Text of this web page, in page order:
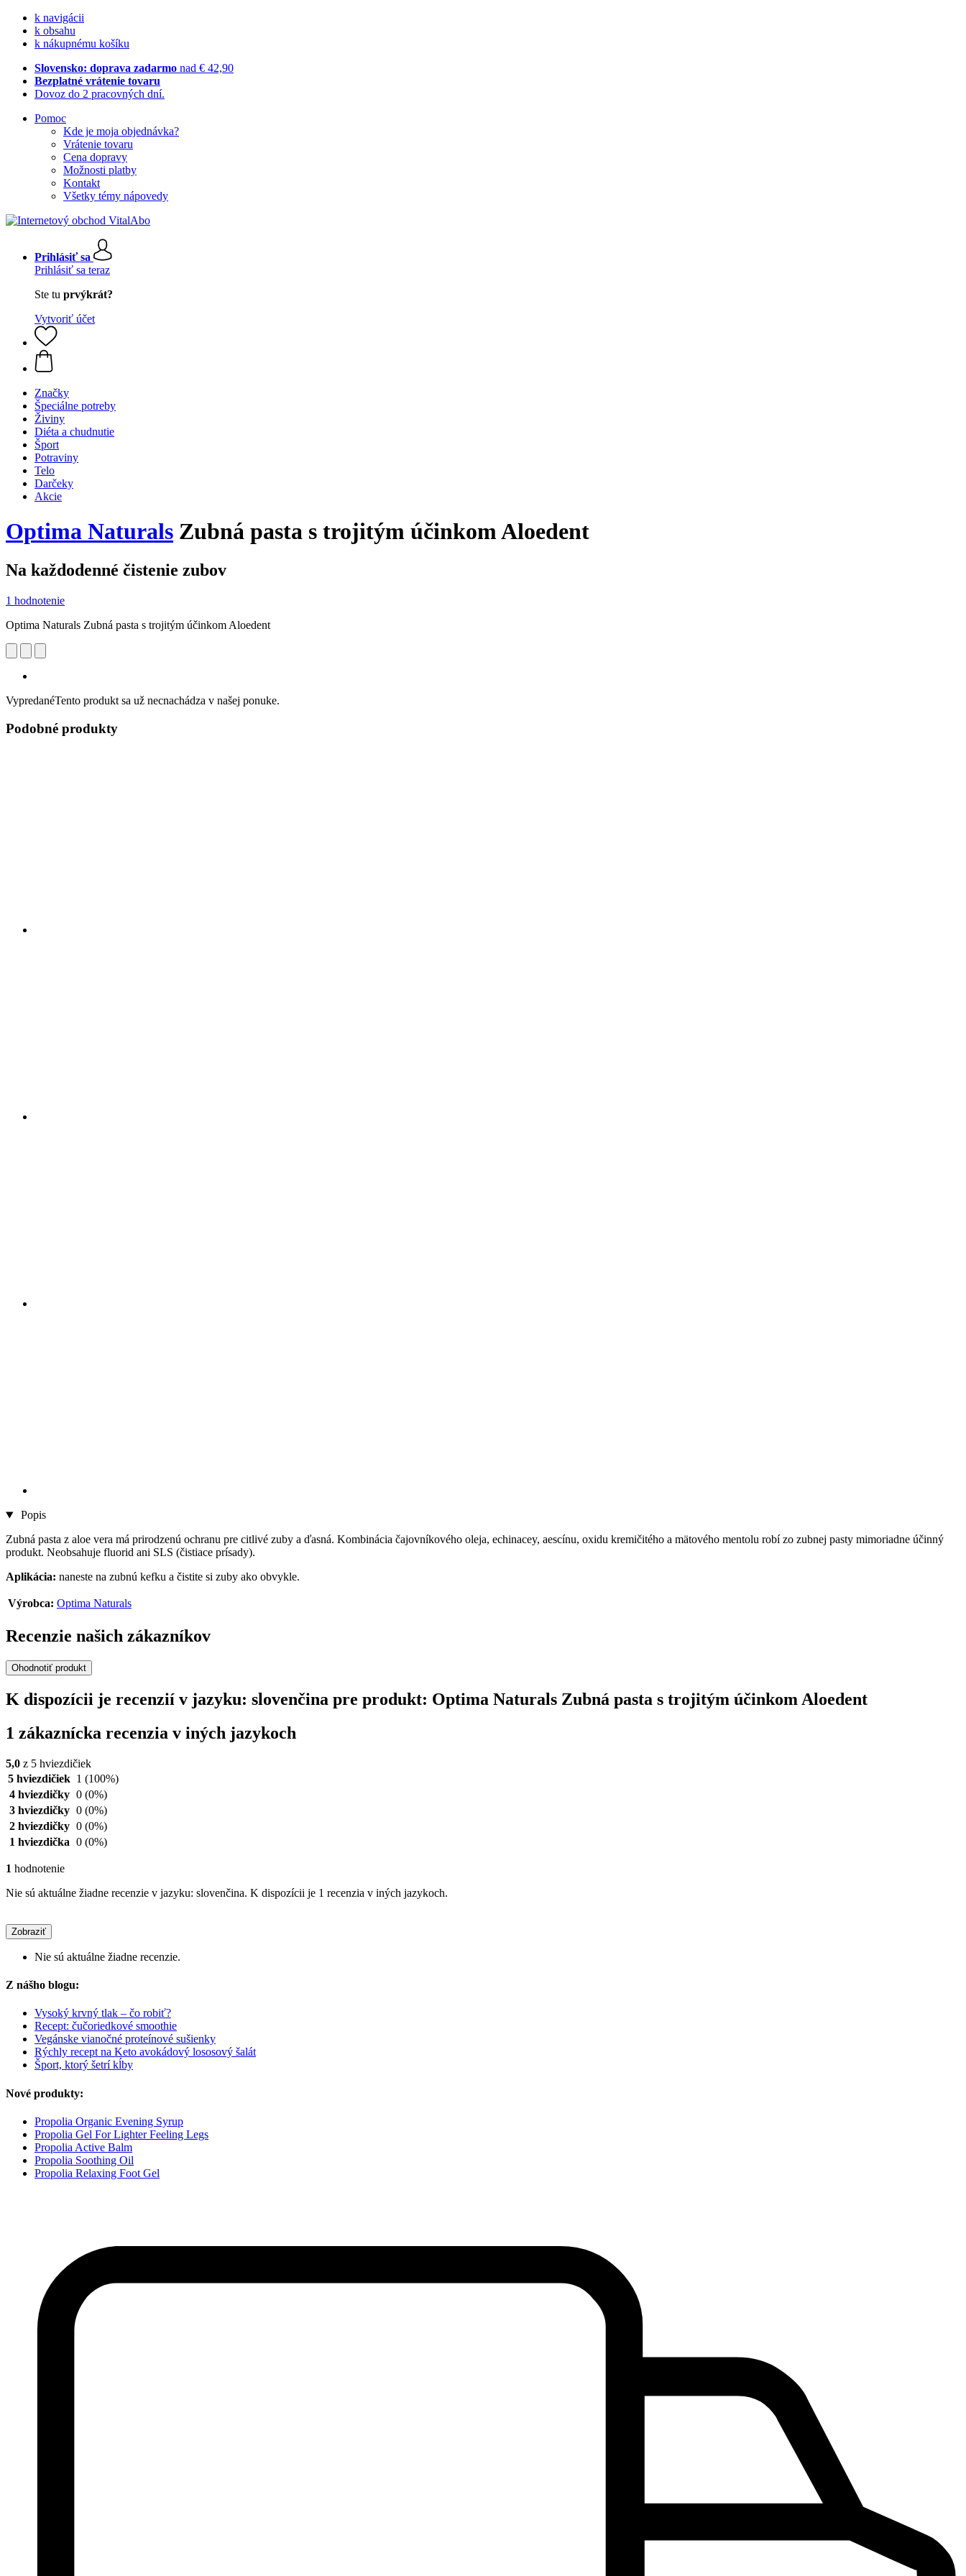
k navigácii
k obsahu
k nákupnému košíku
Slovensko: doprava zadarmo nad € 42,90
Bezplatné vrátenie tovaru
Dovoz do 2 pracovných dní.
Pomoc
Kde je moja objednávka?
Vrátenie tovaru
Cena dopravy
Možnosti platby
Kontakt
Všetky témy nápovedy
Prihlásiť sa
Prihlásiť sa teraz
Ste tu prvýkrát?
Vytvoriť účet
Značky
Špeciálne potreby
Živiny
Diéta a chudnutie
Šport
Potraviny
Telo
Darčeky
Akcie
Optima Naturals Zubná pasta s trojitým účinkom Aloedent
Na každodenné čistenie zubov
1 hodnotenie
Optima Naturals Zubná pasta s trojitým účinkom Aloedent
VypredanéTento produkt sa už necnachádza v našej ponuke.
Podobné produkty
Popis
Zubná pasta z aloe vera má prirodzenú ochranu pre citlivé zuby a ďasná. Kombinácia čajovníkového oleja, echinacey, aescínu, oxidu kremičitého a mätového mentolu robí zo zubnej pasty mimoriadne účinný
produkt. Neobsahuje fluorid ani SLS (čistiace prísady).
Aplikácia: naneste na zubnú kefku a čistite si zuby ako obvykle.
Výrobca: Optima Naturals
Recenzie našich zákazníkov
Ohodnotiť produkt
K dispozícii je recenzií v jazyku: slovenčina pre produkt: Optima Naturals Zubná pasta s trojitým účinkom Aloedent
1 zákaznícka recenzia v iných jazykoch
5,0 z 5 hviezdičiek
5 hviezdičiek 1 (100%)
4 hviezdičky 0 (0%)
3 hviezdičky 0 (0%)
2 hviezdičky 0 (0%)
1 hviezdička 0 (0%)
1 hodnotenie
Nie sú aktuálne žiadne recenzie v jazyku: slovenčina. K dispozícii je 1 recenzia v iných jazykoch.
Zobraziť
Nie sú aktuálne žiadne recenzie.
Z nášho blogu:
Vysoký krvný tlak – čo robiť?
Recept: čučoriedkové smoothie
Vegánske vianočné proteínové sušienky
Rýchly recept na Keto avokádový lososový šalát
Šport, ktorý šetrí kĺby
Nové produkty:
Propolia Organic Evening Syrup
Propolia Gel For Lighter Feeling Legs
Propolia Active Balm
Propolia Soothing Oil
Propolia Relaxing Foot Gel